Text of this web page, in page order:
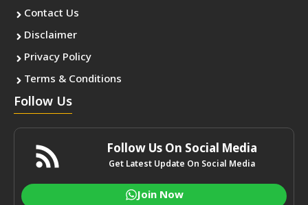
Contact Us
Disclaimer
Privacy Policy
Terms & Conditions
Follow Us
Follow Us On Social Media
Get Latest Update On Social Media
Join Now